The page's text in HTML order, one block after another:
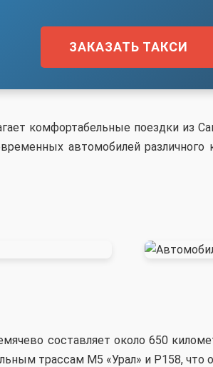
ЗАКАЗАТЬ ТАКСИ
комфортабельные поездки из
автомобилей различного
составляет около 650
трассам М5 «Урал» и Р158, что